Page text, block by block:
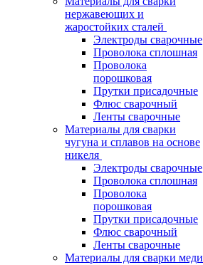
нержавеющих и
жаростойких сталей
Электроды сварочные
Проволока сплошная
Проволока
порошковая
Прутки присадочные
Флюс сварочный
Ленты сварочные
Материалы для сварки
чугуна и сплавов на основе
никеля
Электроды сварочные
Проволока сплошная
Проволока
порошковая
Прутки присадочные
Флюс сварочный
Ленты сварочные
Материалы для сварки меди